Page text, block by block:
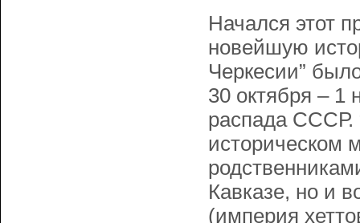
Начался этот
новейшую
Черкесии”
30 октября – 1
распада СССР.
историческом
Кавказе, но и
(империя